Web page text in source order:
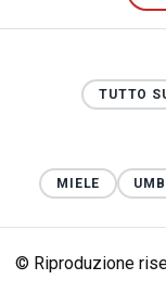
TUTTO
MIELE
© Riproduzione